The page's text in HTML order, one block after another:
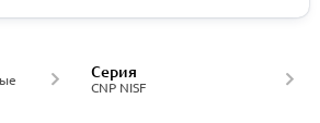
CNP NISF
Серия